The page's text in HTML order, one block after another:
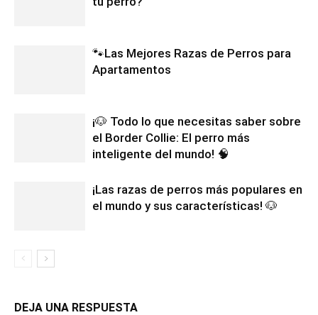
🐾Las Mejores Razas de Perros para
Apartamentos
¡🐶 Todo lo que necesitas saber sobre
el Border Collie: El perro más
inteligente del mundo! 🧠
¡Las razas de perros más populares en
el mundo y sus características! 🐶
DEJA UNA RESPUESTA